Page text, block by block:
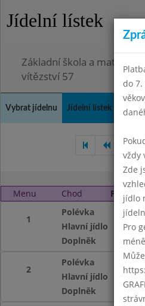
Jídelní lístek
Základní škola a
vítězství 57
Vybrat jídelnu Jídelní lístek
Menu Chod Pátek 1.
1
Polévka
Hlavní jídlo
Doplněk
2
Polévka
Hlavní jídlo
Doplněk
do 7.
vždy
Zde
jídlo
Pro